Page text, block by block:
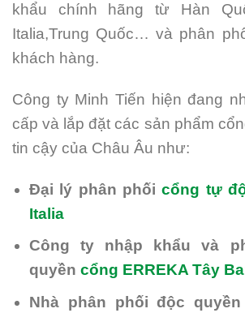
khẩu chính hãng từ Hàn
Italia,Trung Quốc… và phân
khách hàng.
Công ty Minh Tiến hiện đang
cấp và lắp đặt các sản phẩm
tin cậy của Châu Âu như:
Đại lý phân phốicổng tự
Italia
Công ty nhập khẩu và
quyền cổng ERREKA Tây
Nhà phân phối độc